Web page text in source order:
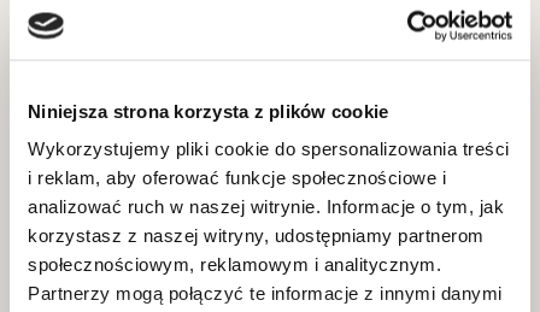
Niniejsza strona korzysta z plików cookie
Wykorzystujemy pliki cookie do spersonalizowania treści
i reklam, aby oferować funkcje społecznościowe i
analizować ruch w naszej witrynie. Informacje o tym, jak
korzystasz z naszej witryny, udostępniamy partnerom
społecznościowym, reklamowym i analitycznym.
Partnerzy mogą połączyć te informacje z innymi danymi
Protezy
Nowoczesne protezy potrafią całkowicie odmienić
uśmiech — i życie. Dzięki nowym technologiom są
wygodne i idealnie dopasowane. Tworzymy protezy,